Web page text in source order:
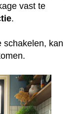
vast te
.
schakelen, kan